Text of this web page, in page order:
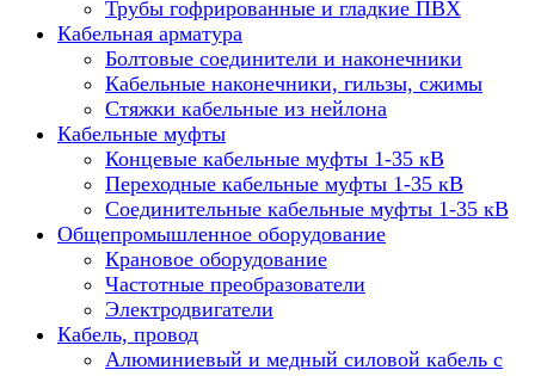
Трубы гофрированные и гладкие ПВХ
Кабельная арматура
Болтовые соединители и наконечники
Кабельные наконечники, гильзы, сжимы
Стяжки кабельные из нейлона
Кабельные муфты
Концевые кабельные муфты 1-35 кВ
Переходные кабельные муфты 1-35 кВ
Соединительные кабельные муфты 1-35 кВ
Общепромышленное оборудование
Крановое оборудование
Частотные преобразователи
Электродвигатели
Кабель, провод
Алюминиевый и медный силовой кабель с